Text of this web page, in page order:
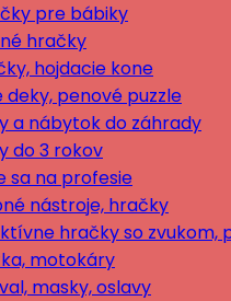
pre bábiky
hračky
hojdacie kone
deky, penové puzzle
a nábytok do záhrady
do 3 rokov
sa na profesie
nástroje, hračky
hračky so zvukom,
motokáry
masky, oslavy